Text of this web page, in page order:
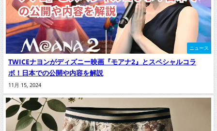
ニュース
TWICEナヨンがディズニー映画『モアナ2』とスペシャルコラ
ボ！日本での公開や内容を解説
11月 15, 2024